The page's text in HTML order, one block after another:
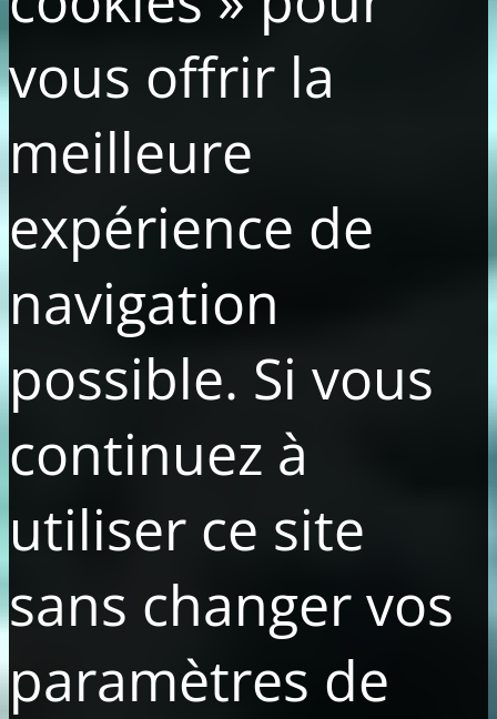
vous offrir la
meilleure
expérience de
navigation
possible. Si vous
continuez à
utiliser ce site
sans changer vos
paramètres de